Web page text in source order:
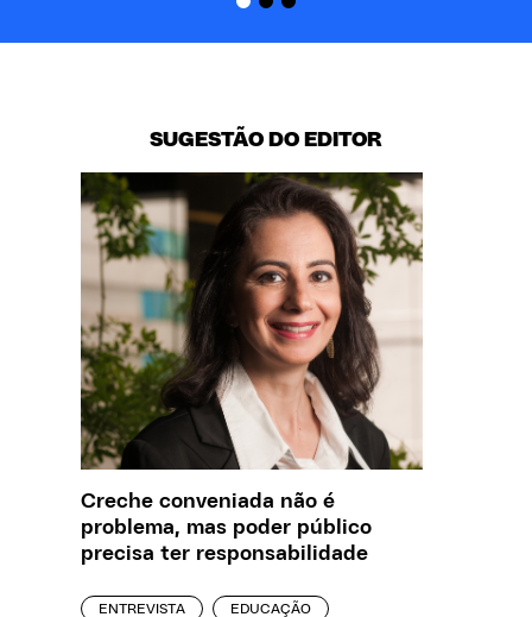
SUGESTÃO DO EDITOR
Creche conveniada não é
problema, mas poder público
precisa ter responsabilidade
ENTREVISTA EDUCAÇÃO